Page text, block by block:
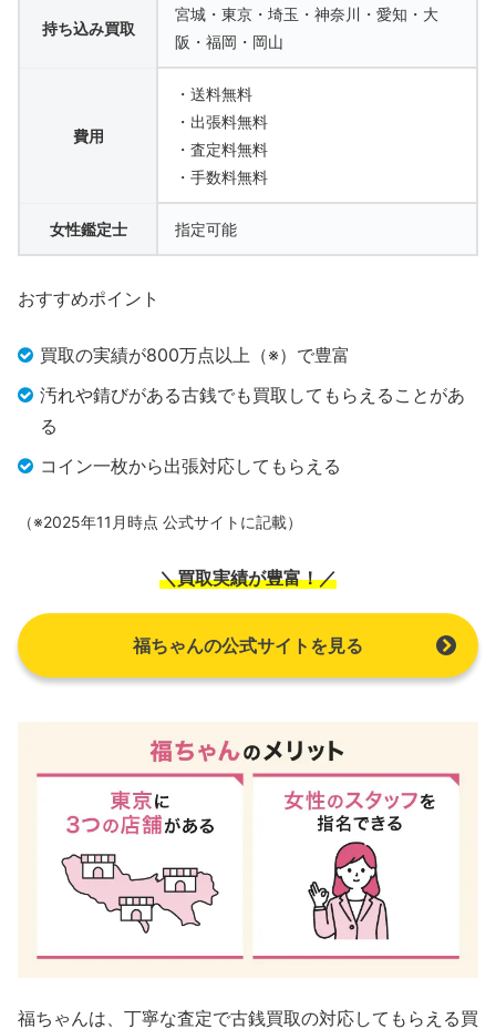
持ち込み買取
宮城・東京・埼玉・神奈川・愛知・大
阪・福岡・岡山
費用
・送料無料
・出張料無料
・査定料無料
・手数料無料
女性鑑定士 指定可能
おすすめポイント
買取の実績が800万点以上（※）で豊富
汚れや錆びがある古銭でも買取してもらえることがあ
る
コイン一枚から出張対応してもらえる
（※2025年11月時点 公式サイトに記載）
＼買取実績が豊富！／
福ちゃんの公式サイトを見る
福ちゃんは、丁寧な査定で古銭買取の対応してもらえる買